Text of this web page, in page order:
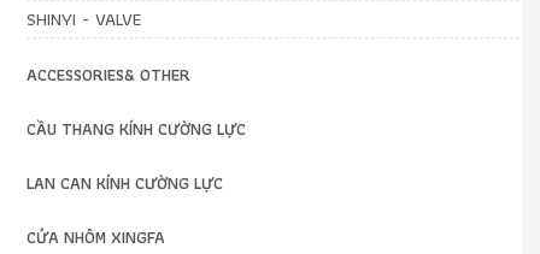
SHINYI - VALVE
ACCESSORIES& OTHER
CẦU THANG KÍNH CƯỜNG LỰC
LAN CAN KÍNH CƯỜNG LỰC
CỬA NHÔM XINGFA